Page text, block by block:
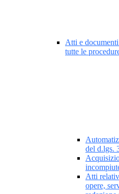
Atti e
tutte le
del d.lgs.
Atti
opere,